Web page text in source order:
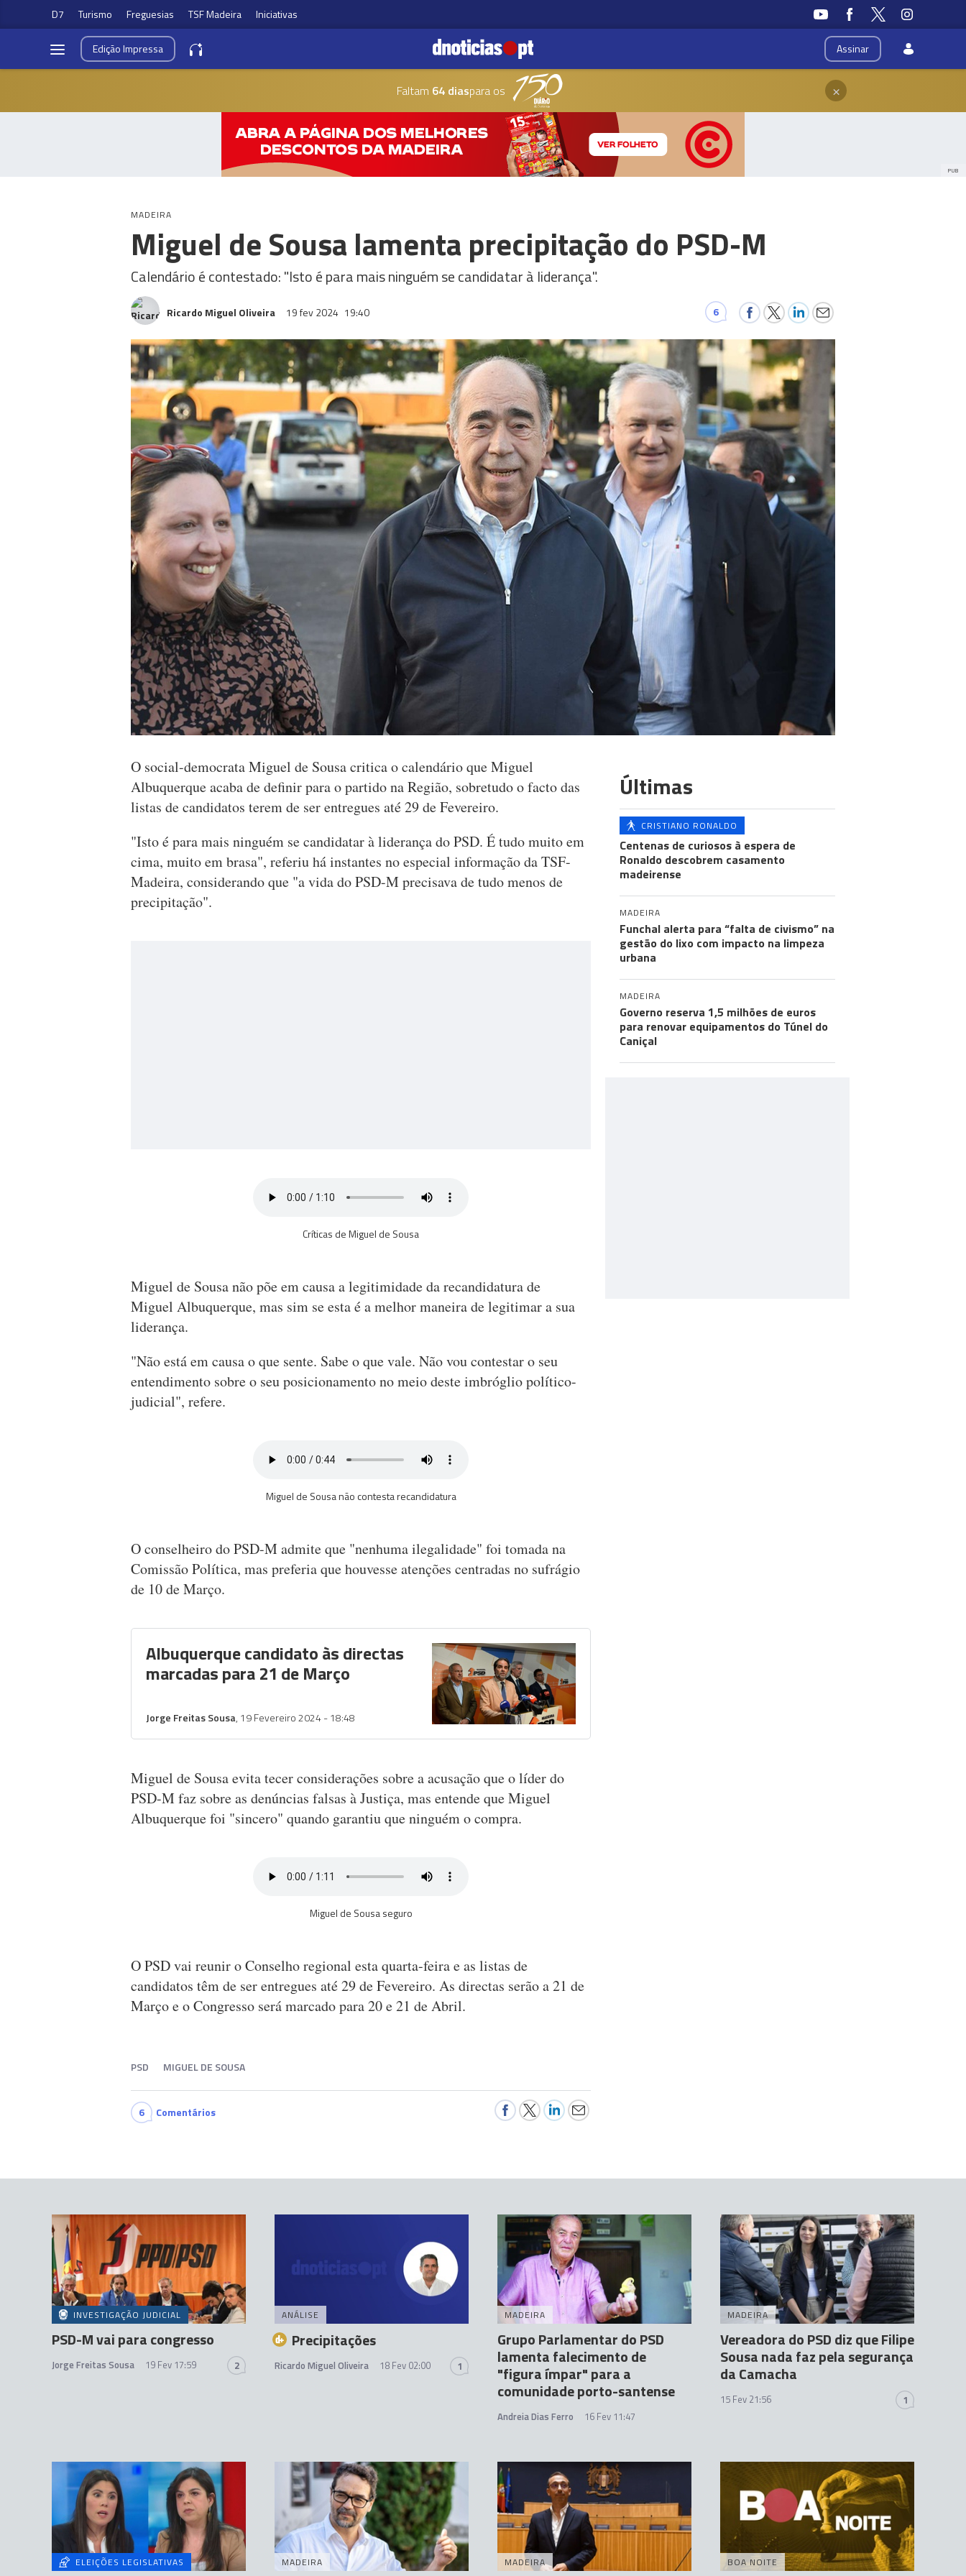
D7 Turismo Freguesias TSF Madeira Iniciativas
Assinar
EdiçãoImpressa
Faltam 64 diaspara os ×
PUB
MADEIRA
Miguel de Sousa lamenta precipitação do PSD-M
Calendário é contestado: "Isto é para mais ninguém se candidatar à liderança".
Ricardo Miguel Oliveira 19 fev 2024 19:40 6
O social-democrata Miguel de Sousa critica o calendário que Miguel
Albuquerque acaba de definir para o partido na Região, sobretudo o facto das
listas de candidatos terem de ser entregues até 29 de Fevereiro.
"Isto é para mais ninguém se candidatar à liderança do PSD. É tudo muito em
cima, muito em brasa", referiu há instantes no especial informação da TSF-
Madeira, considerando que "a vida do PSD-M precisava de tudo menos de
precipitação".
Críticas de Miguel de Sousa
Miguel de Sousa não põe em causa a legitimidade da recandidatura de
Miguel Albuquerque, mas sim se esta é a melhor maneira de legitimar a sua
liderança.
"Não está em causa o que sente. Sabe o que vale. Não vou contestar o seu
entendimento sobre o seu posicionamento no meio deste imbróglio político-
judicial", refere.
Miguel de Sousa não contesta recandidatura
O conselheiro do PSD-M admite que "nenhuma ilegalidade" foi tomada na
Comissão Política, mas preferia que houvesse atenções centradas no sufrágio
de 10 de Março.
Albuquerque candidato às directas
marcadas para 21 de Março
Jorge Freitas Sousa, 19 Fevereiro 2024 - 18:48
Miguel de Sousa evita tecer considerações sobre a acusação que o líder do
PSD-M faz sobre as denúncias falsas à Justiça, mas entende que Miguel
Albuquerque foi "sincero" quando garantiu que ninguém o compra.
Miguel de Sousa seguro
O PSD vai reunir o Conselho regional esta quarta-feira e as listas de
candidatos têm de ser entregues até 29 de Fevereiro. As directas serão a 21 de
Março e o Congresso será marcado para 20 e 21 de Abril.
PSD MIGUEL DE SOUSA
6 Comentários
Últimas
CRISTIANO RONALDO
Centenas de curiosos à espera de
Ronaldo descobrem casamento
madeirense
MADEIRA
Funchal alerta para “falta de civismo” na
gestão do lixo com impacto na limpeza
urbana
MADEIRA
Governo reserva 1,5 milhões de euros
para renovar equipamentos do Túnel do
Caniçal
INVESTIGAÇÃO JUDICIAL
PSD-M vai para congresso
Jorge Freitas Sousa 19 Fev 17:59 2
ANÁLISE
Precipitações
Ricardo Miguel Oliveira 18 Fev 02:00 1
MADEIRA
Grupo Parlamentar do PSD
lamenta falecimento de
"figura ímpar" para a
comunidade porto-santense
Andreia Dias Ferro 16 Fev 11:47
MADEIRA
Vereadora do PSD diz que Filipe
Sousa nada faz pela segurança
da Camacha
15 Fev 21:56 1
ELEIÇÕES LEGISLATIVAS MADEIRA MADEIRA BOA NOITE